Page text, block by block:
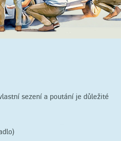
sezení a poutání je důležité